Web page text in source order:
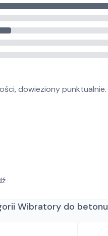
dowieziony punktualnie.
Wibratory do betonu